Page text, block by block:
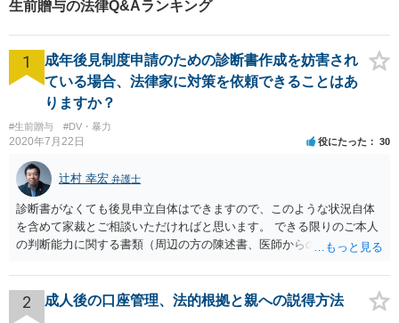
生前贈与の法律Q&Aランキング
1
成年後見制度申請のための診断書作成を妨害され
ている場合、法律家に対策を依頼できることはあ
りますか？
#生前贈与 #DV・暴力
2020年7月22日 役にたった 30
辻村 幸宏 弁護士
診断書がなくても後見申立自体はできますので、このような状況自体
を含めて家裁とご相談いただければと思います。 できる限りのご本人
の判断能力に関する書類（周辺の方の陳述書、医師からの聴取書等）
をしていただければそこから先は進むのではないかと存じます。 ま
た、Aさんの意向を酌みすぎるあまりに後見申立ができない状況にして
いる施設の問題もありますので、当該地域の地域包括支援センターに
2 成人後の口座管理、法的根拠と親への説得方法